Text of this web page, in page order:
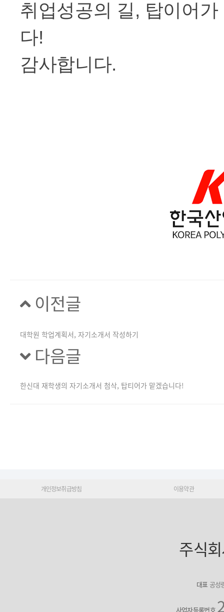
취업성공의 길, 탑이어
다!
감사합니다.
이전글
대학원 학업계획서, 자기소개서 작성하기
다음글
한신대 재학생의 자기소개서 첨삭, 탑티어가 맡겠습니다!
개인정보취급방침 이용약관
주식
대표공성
사업자등록번호